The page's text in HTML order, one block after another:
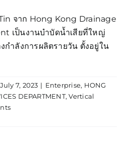
จาก Hong Kong Drainage
เป็นงานบำบัดน้ำเสียที่ใหญ่
กำลังการผลิตรายวัน ตั้งอยู่ใน
July 7, 2023 | Enterprise, HONG
DEPARTMENT,Vertical